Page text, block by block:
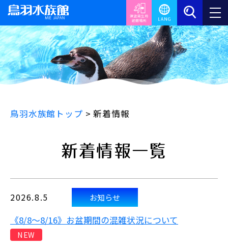
鳥羽水族館トップ >新着情報
新着情報一覧
2026.8.5 お知らせ
《8/8～8/16》お盆期間の混雑状況について
NEW